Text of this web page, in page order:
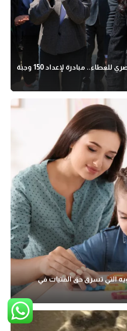
«مطبخ الملائكة» نموذج مصري للعطاء.. مبادرة لإعداد 150 وجبة
التي تسرق حق الفتيات في